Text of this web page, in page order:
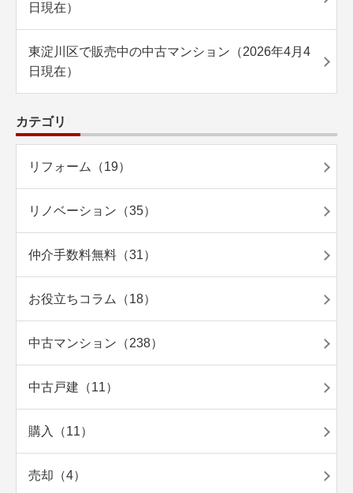
日現在）
東淀川区で販売中の中古マンション（2026年4月4
日現在）
カテゴリ
リフォーム（19）
リノベーション（35）
仲介手数料無料（31）
お役立ちコラム（18）
中古マンション（238）
中古戸建（11）
購入（11）
売却（4）